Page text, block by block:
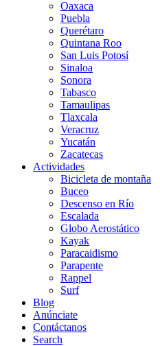
Oaxaca
Puebla
Querétaro
Quintana Roo
San Luis Potosí
Sinaloa
Sonora
Tabasco
Tamaulipas
Tlaxcala
Veracruz
Yucatán
Zacatecas
Actividades
Bicicleta de montaña
Buceo
Descenso en Río
Escalada
Globo Aerostático
Kayak
Paracaidismo
Parapente
Rappel
Surf
Blog
Anúnciate
Contáctanos
Search